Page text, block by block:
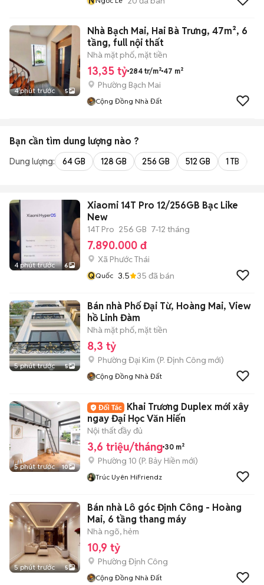
4 phút trước 5
Nhà Bạch Mai, Hai Bà Trưng, 47m², 6
tầng, full nội thất
Nhà mặt phố, mặt tiền
13,35 tỷ 284 tr/m² 47 m²
Phường Bạch Mai
Cộng Đồng Nhà Đất
Bạn cần tìm dung lượng nào ?
Dung lượng: 64 GB 128 GB 256 GB 512 GB 1 TB
4 phút trước 6
Xiaomi 14T Pro 12/256GB Bạc Like
New
14T Pro 256 GB 7-12 tháng
7.890.000 đ
Xã Phước Thái
QQuốc 3.5 35 đã bán
5 phút trước 5
Bán nhà Phố Đại Từ, Hoàng Mai, View
hồ Linh Đàm
Nhà mặt phố, mặt tiền
8,3 tỷ
Phường Đại Kim (P. Định Công mới)
Cộng Đồng Nhà Đất
5 phút trước 10
Khai Trương Duplex mới xây
ngay Đại Học Văn Hiến
Nội thất đầy đủ
3,6 triệu/tháng 30 m²
Phường 10 (P. Bảy Hiền mới)
Trúc Uyên HiFriendz
5 phút trước 5
Bán nhà Lô góc Định Công - Hoàng
Mai, 6 tầng thang máy
Nhà ngõ, hẻm
10,9 tỷ
Phường Định Công
Cộng Đồng Nhà Đất